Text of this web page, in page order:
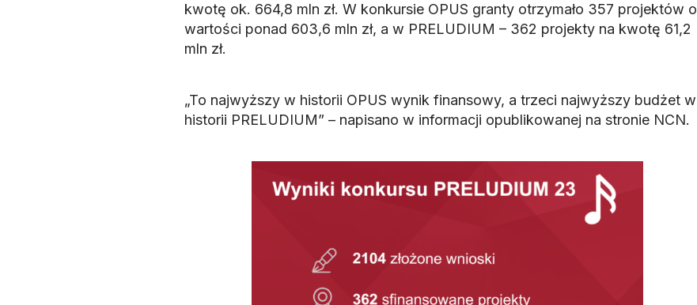
kwotę ok. 664,8 mln zł. W konkursie OPUS granty otrzymało 357 projektów o
wartości ponad 603,6 mln zł, a w PRELUDIUM – 362 projekty na kwotę 61,2
mln zł.
„To najwyższy w historii OPUS wynik finansowy, a trzeci najwyższy budżet w
historii PRELUDIUM” – napisano w informacji opublikowanej na stronie NCN.